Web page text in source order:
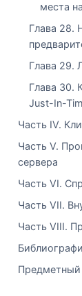
места
Глава 28.
Глава 29.
Глава 30.
Just-In-
Часть IV.
Часть V.
сервера
Часть VI.
Часть VII.
Часть VIII.
Предметный